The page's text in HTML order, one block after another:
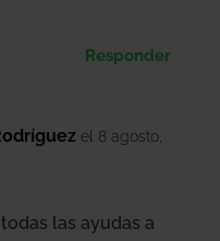
Responder
el 8 agosto,
las ayudas a